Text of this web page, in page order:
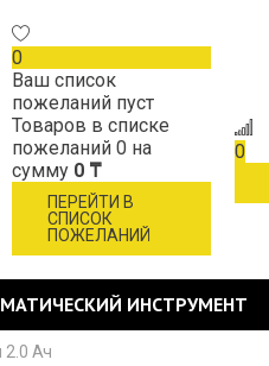
0
Ваш список
пожеланий пуст
Товаров в списке
пожеланий 0 на
сумму 0 ₸
ПЕРЕЙТИ В
СПИСОК
ПОЖЕЛАНИЙ
0
ИНСТРУМЕНТ
2.0 Ач